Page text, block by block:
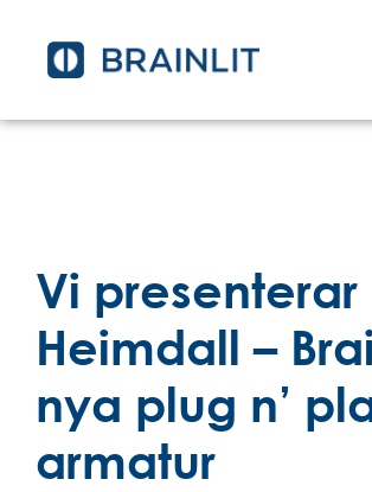
Vi presenterar
Heimdall –
nya plug n’
armatur